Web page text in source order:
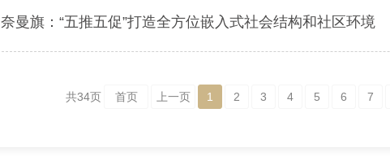
奈曼旗：“五推五促”打造全方位嵌入式社会结构和社区环境
共34页 首页 上一页 1 2 3 4 5 6 7